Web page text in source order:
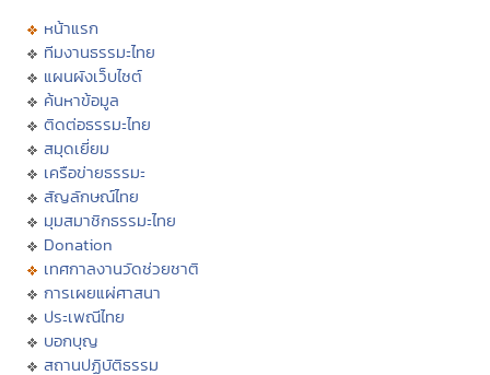
หน้าแรก
ทีมงานธรรมะไทย
แผนผังเว็บไซต์
ค้นหาข้อมูล
ติดต่อธรรมะไทย
สมุดเยี่ยม
เครือข่ายธรรมะ
สัญลักษณ์ไทย
มุมสมาชิกธรรมะไทย
Donation
เทศกาลงานวัดช่วยชาติ
การเผยแผ่ศาสนา
ประเพณีไทย
บอกบุญ
สถานปฏิบัติธรรม